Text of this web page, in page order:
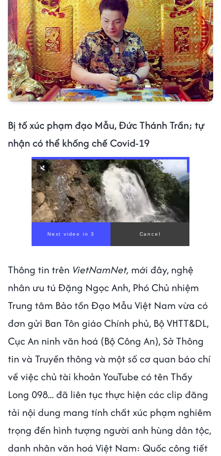
Bị tố xúc phạm đạo Mẫu, Đức Thánh Trần; tự
nhận có thể khống chế Covid-19
00:00/ 01:05
Thông tin trên VietNamNet, mới đây, nghệ
nhân ưu tú Đặng Ngọc Anh, Phó Chủ nhiệm
Trung tâm Bảo tồn Đạo Mẫu Việt Nam vừa có
đơn gửi Ban Tôn giáo Chính phủ, Bộ VHTT&DL,
Cục An ninh văn hoá (Bộ Công An), Sở Thông
tin và Truyền thông và một số cơ quan báo chí
về việc chủ tài khoản YouTube có tên Thầy
Long 098... đã liên tục thực hiện các clip đăng
tải nội dung mang tính chất xúc phạm nghiêm
trọng đến hình tượng người anh hùng dân tộc,
danh nhân văn hoá Việt Nam: Quốc công tiết